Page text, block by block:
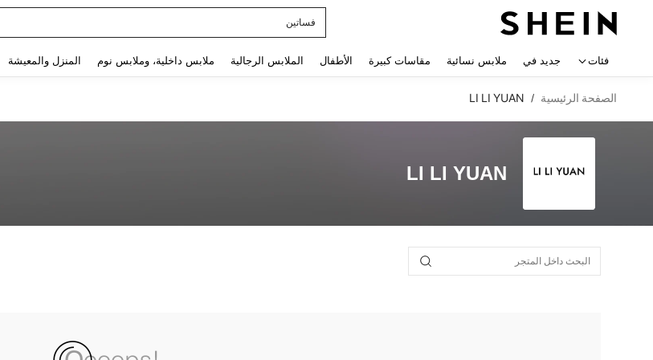
فساتين
فئات جديد في ملابس نسائية مقاسات كبيرة الأطفال الملابس الرجالية ملابس داخلية، وملابس نوم المنزل والمعيشة
الصفحة الرئيسية /
LI LI YUAN
LI LI YUAN